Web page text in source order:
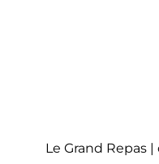
Le Grand Repas |